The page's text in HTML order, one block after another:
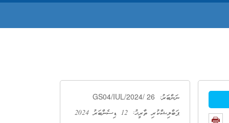
ނަންބަރު: GS04/IUL/2024/ 26
ޕަބްލިޝްކުރި ތާރީޚު: 12 ޑިސެންބަރު 2024